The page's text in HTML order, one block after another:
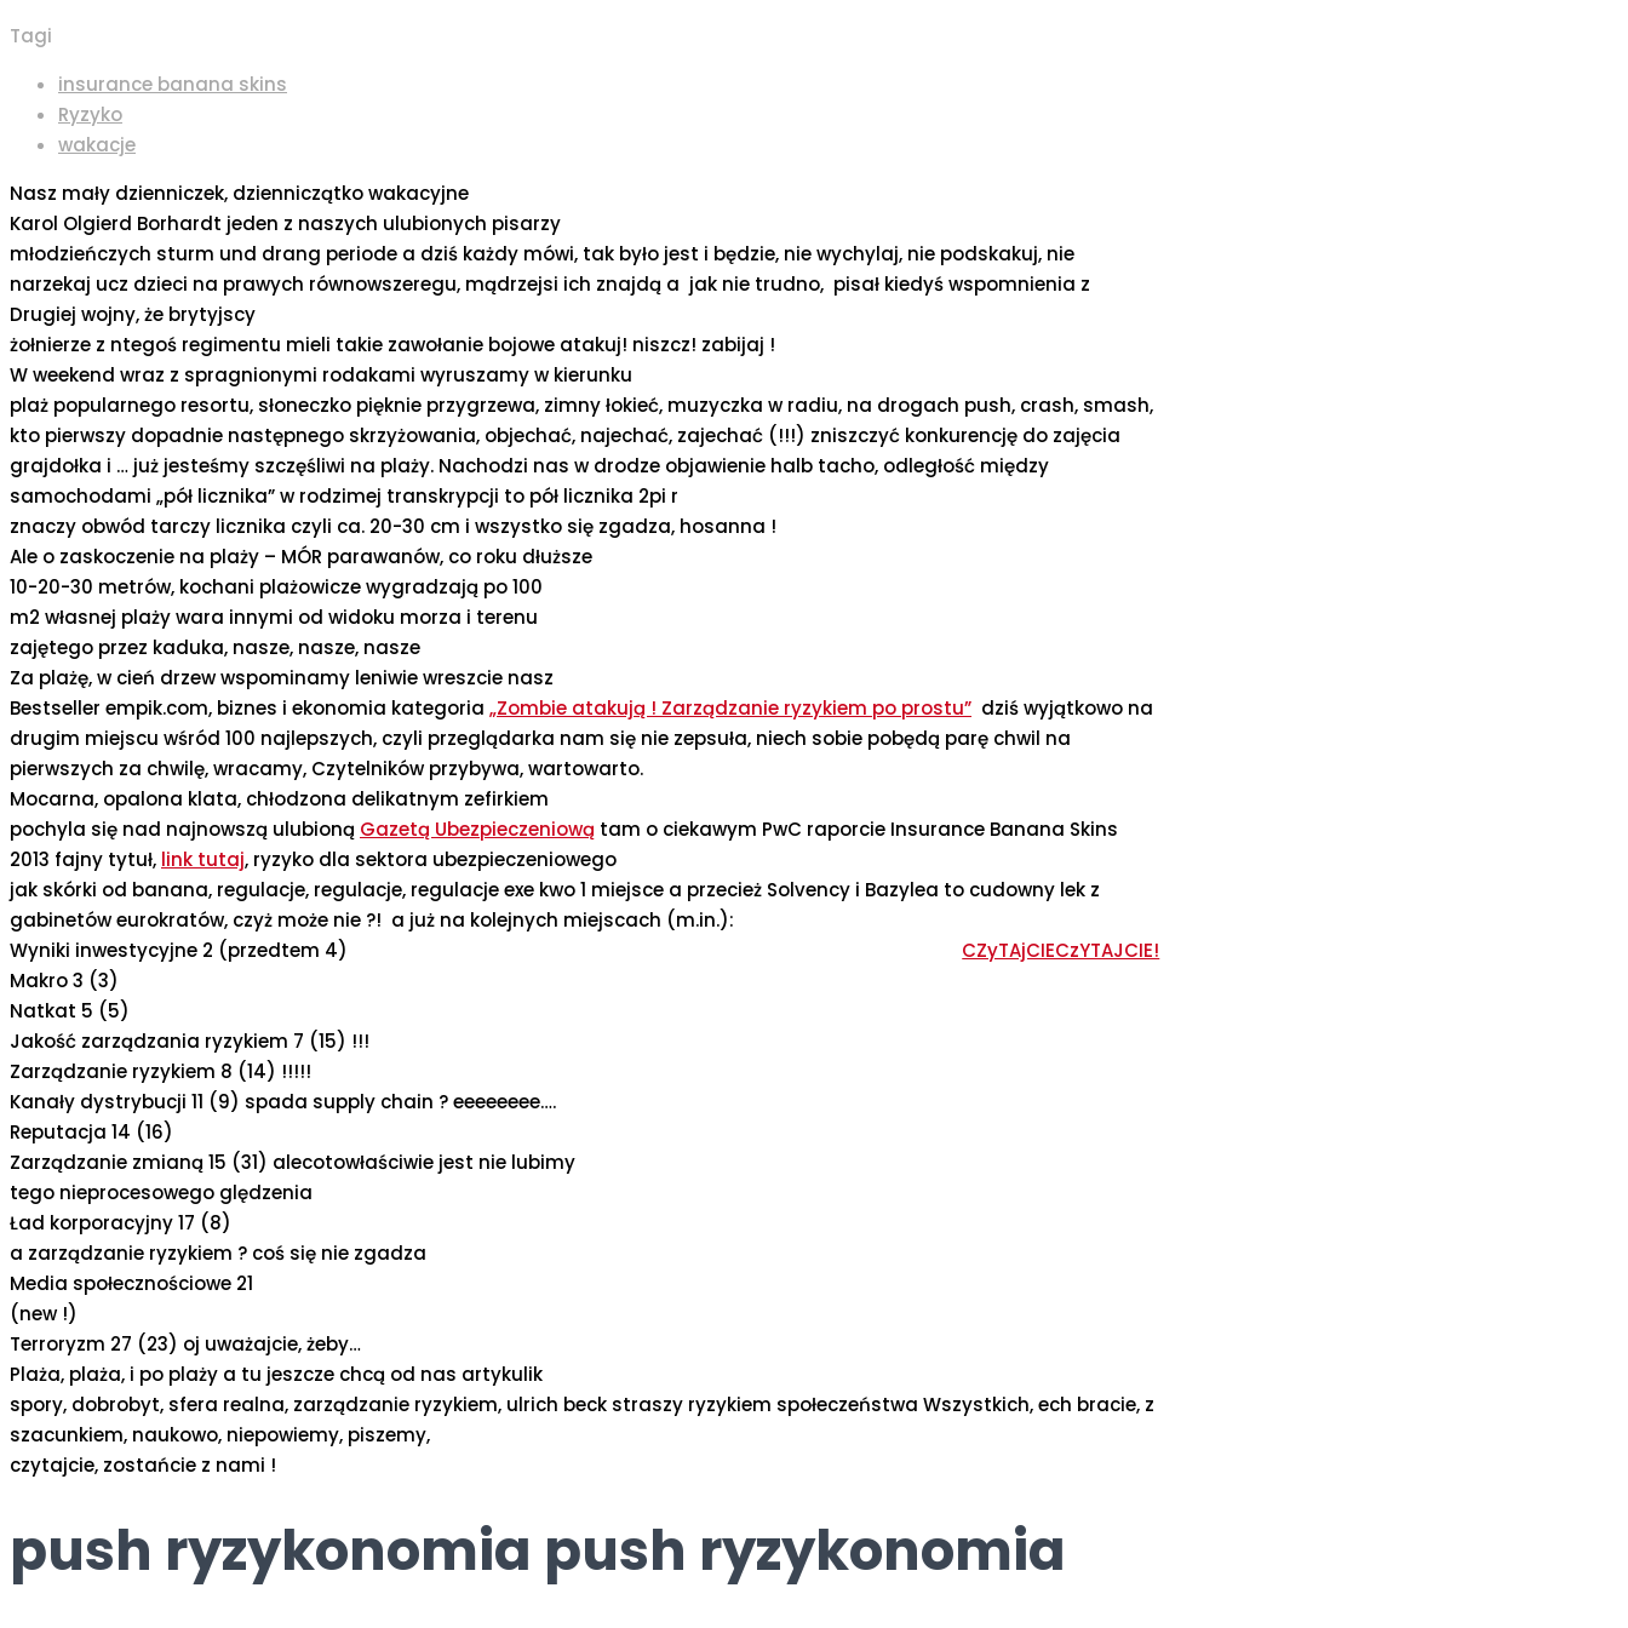
Tagi
insurance banana skins
Ryzyko
wakacje
Nasz mały dzienniczek, dzienniczątko wakacyjne
Karol Olgierd Borhardt jeden z naszych ulubionych pisarzy
młodzieńczych sturm und drang periode a dziś każdy mówi, tak było jest i będzie, nie wychylaj, nie podskakuj, nie
narzekaj ucz dzieci na prawych równowszeregu, mądrzejsi ich znajdą a jak nie trudno, pisał kiedyś wspomnienia z
Drugiej wojny, że brytyjscy
żołnierze z ntegoś regimentu mieli takie zawołanie bojowe atakuj! niszcz! zabijaj !
W weekend wraz z spragnionymi rodakami wyruszamy w kierunku
plaż popularnego resortu, słoneczko pięknie przygrzewa, zimny łokieć, muzyczka w radiu, na drogach push, crash, smash,
kto pierwszy dopadnie następnego skrzyżowania, objechać, najechać, zajechać (!!!) zniszczyć konkurencję do zajęcia
grajdołka i … już jesteśmy szczęśliwi na plaży. Nachodzi nas w drodze objawienie halb tacho, odległość między
samochodami „pół licznika” w rodzimej transkrypcji to pół licznika 2pi r
znaczy obwód tarczy licznika czyli ca. 20-30 cm i wszystko się zgadza, hosanna !
Ale o zaskoczenie na plaży – MÓR parawanów, co roku dłuższe
10-20-30 metrów, kochani plażowicze wygradzają po 100
m2 własnej plaży wara innymi od widoku morza i terenu
zajętego przez kaduka, nasze, nasze, nasze
Za plażę, w cień drzew wspominamy leniwie wreszcie nasz
Bestseller empik.com, biznes i ekonomia kategoria „Zombie atakują ! Zarządzanie ryzykiem po prostu” dziś wyjątkowo na
drugim miejscu wśród 100 najlepszych, czyli przeglądarka nam się nie zepsuła, niech sobie pobędą parę chwil na
pierwszych za chwilę, wracamy, Czytelników przybywa, wartowarto.
Mocarna, opalona klata, chłodzona delikatnym zefirkiem
pochyla się nad najnowszą ulubioną Gazetą Ubezpieczeniową tam o ciekawym PwC raporcie Insurance Banana Skins
2013 fajny tytuł, link tutaj, ryzyko dla sektora ubezpieczeniowego
jak skórki od banana, regulacje, regulacje, regulacje exe kwo 1 miejsce a przecież Solvency i Bazylea to cudowny lek z
gabinetów eurokratów, czyż może nie ?! a już na kolejnych miejscach (m.in.):
CZyTAjCIECzYTAJCIE!
Wyniki inwestycyjne 2 (przedtem 4)
Makro 3 (3)
Natkat 5 (5)
Jakość zarządzania ryzykiem 7 (15) !!!
Zarządzanie ryzykiem 8 (14) !!!!!
Kanały dystrybucji 11 (9) spada supply chain ? eeeeeeee….
Reputacja 14 (16)
Zarządzanie zmianą 15 (31) alecotowłaściwie jest nie lubimy
tego nieprocesowego ględzenia
Ład korporacyjny 17 (8)
a zarządzanie ryzykiem ? coś się nie zgadza
Media społecznościowe 21
(new !)
Terroryzm 27 (23) oj uważajcie, żeby…
Plaża, plaża, i po plaży a tu jeszcze chcą od nas artykulik
spory, dobrobyt, sfera realna, zarządzanie ryzykiem, ulrich beck straszy ryzykiem społeczeństwa Wszystkich, ech bracie, z
szacunkiem, naukowo, niepowiemy, piszemy,
czytajcie, zostańcie z nami !
push ryzykonomia push ryzykonomia